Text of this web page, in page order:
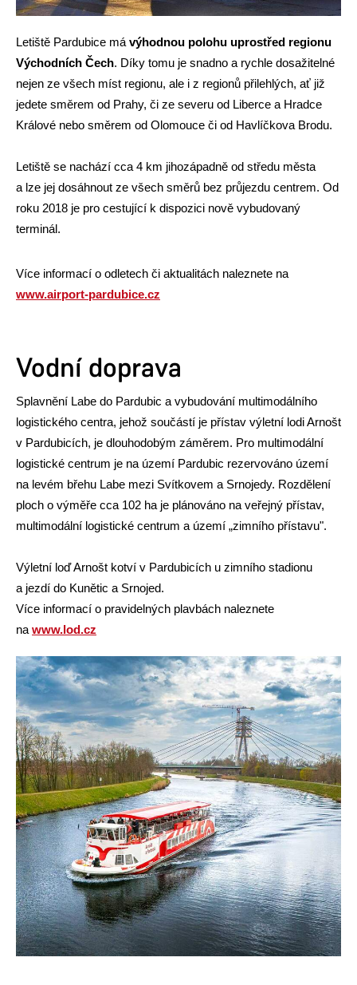
Letiště Pardubice má výhodnou polohu uprostřed regionu
Východních Čech. Díky tomu je snadno a rychle dosažitelné
nejen ze všech míst regionu, ale i z regionů přilehlých, ať již
jedete směrem od Prahy, či ze severu od Liberce a Hradce
Králové nebo směrem od Olomouce či od Havlíčkova Brodu.
Letiště se nachází cca 4 km jihozápadně od středu města
a lze jej dosáhnout ze všech směrů bez průjezdu centrem. Od
roku 2018 je pro cestující k dispozici nově vybudovaný
terminál.
Více informací o odletech či aktualitách naleznete na
www.airport-pardubice.cz
Vodní doprava
Splavnění Labe do Pardubic a vybudování multimodálního
logistického centra, jehož součástí je přístav výletní lodi Arnošt
v Pardubicích, je dlouhodobým záměrem. Pro multimodální
logistické centrum je na území Pardubic rezervováno území
na levém břehu Labe mezi Svítkovem a Srnojedy. Rozdělení
ploch o výměře cca 102 ha je plánováno na veřejný přístav,
multimodální logistické centrum a území „zimního přístavu".
Výletní loď Arnošt kotví v Pardubicích u zimního stadionu
a jezdí do Kunětic a Srnojed.
Více informací o pravidelných plavbách naleznete
na www.lod.cz